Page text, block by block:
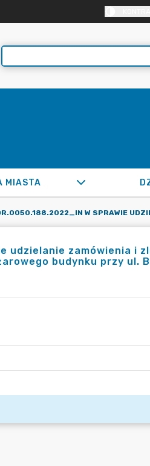
MIASTA
udzielanie zamówienia i
budynku przy ul.